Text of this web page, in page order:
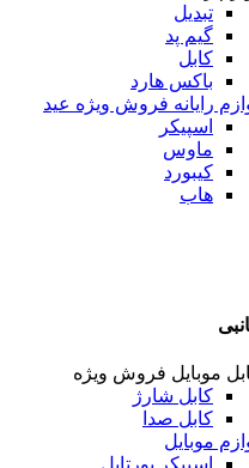
تبدیل
گیم پد
کابل
باکس هارد
رایانه فروش ویژه عید
اسپیکر
ماوس
کیبورد
هاب
موبایل فروش ویژه
کابل شارژ
کابل صدا
موبایل
اسپیکر پورتابل